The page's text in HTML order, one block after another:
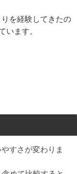
を経験してきたの
います。
すさが変わりま